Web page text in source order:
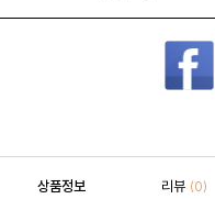
상품정보 리뷰 (0)